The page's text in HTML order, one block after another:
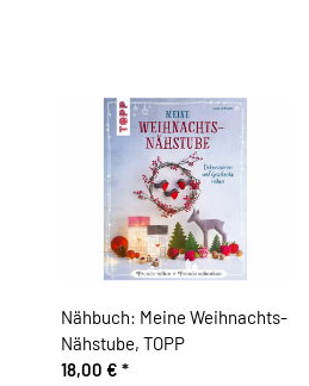
Nähbuch: Meine Weihnachts-
Nähstube, TOPP
18,00 € *